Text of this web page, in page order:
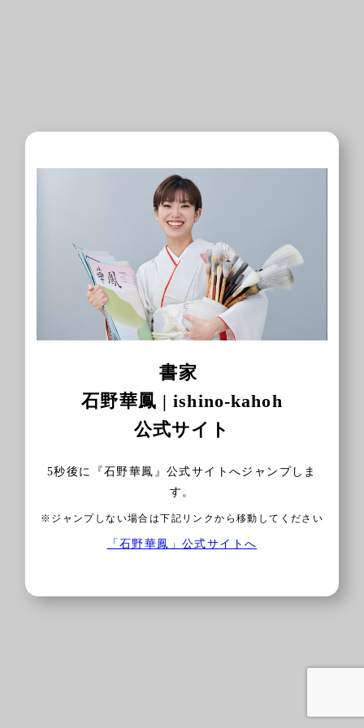
書家
石野華鳳 | ishino-kahoh
公式サイト
5秒後に『石野華鳳』公式サイトへジャンプしま
す。
※ジャンプしない場合は下記リンクから移動してください
「石野華鳳」公式サイトへ